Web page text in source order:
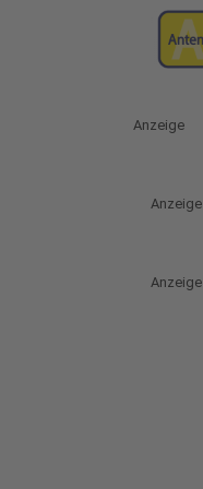
Anzeige
Anzeige
Anzeige